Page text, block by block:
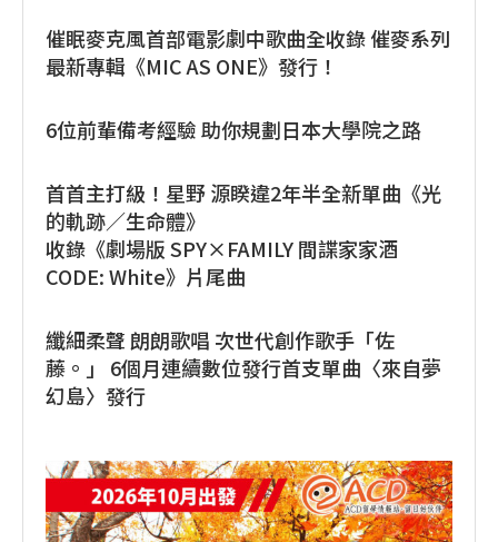
催眠麥克風首部電影劇中歌曲全收錄 催麥系列
最新專輯《MIC AS ONE》發行！
6位前輩備考經驗 助你規劃日本大學院之路
首首主打級！星野 源睽違2年半全新單曲《光
的軌跡／生命體》
收錄《劇場版 SPY×FAMILY 間諜家家酒
CODE: White》片尾曲
纖細柔聲 朗朗歌唱 次世代創作歌手「佐
藤。」 6個月連續數位發行首支單曲〈來自夢
幻島〉發行